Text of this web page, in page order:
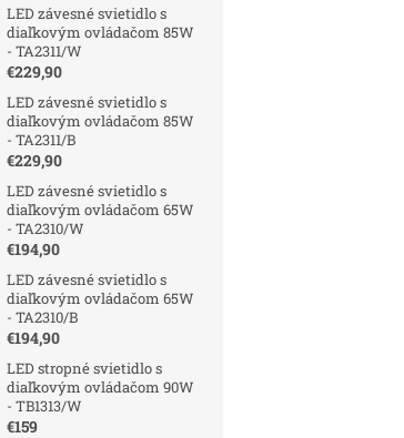
LED závesné svietidlo s
diaľkovým ovládačom 85W
- TA2311/W
€229,90
LED závesné svietidlo s
diaľkovým ovládačom 85W
- TA2311/B
€229,90
LED závesné svietidlo s
diaľkovým ovládačom 65W
- TA2310/W
€194,90
LED závesné svietidlo s
diaľkovým ovládačom 65W
- TA2310/B
€194,90
LED stropné svietidlo s
diaľkovým ovládačom 90W
- TB1313/W
€159